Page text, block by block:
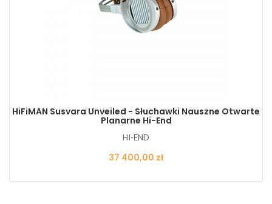
HiFiMAN Susvara Unveiled - Słuchawki Nauszne Otwarte
Planarne Hi-End
HI-END
Cena
37 400,00 zł